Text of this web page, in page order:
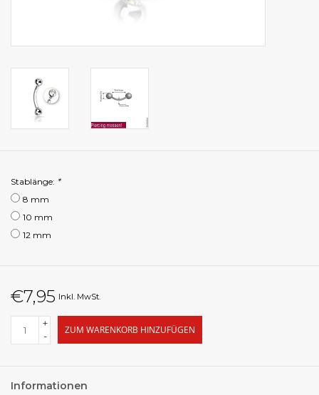
Stablänge: *
8 mm
10 mm
12 mm
€7,95 Inkl. MwSt.
+
-
ZUM WARENKORB HINZUFÜGEN
Informationen